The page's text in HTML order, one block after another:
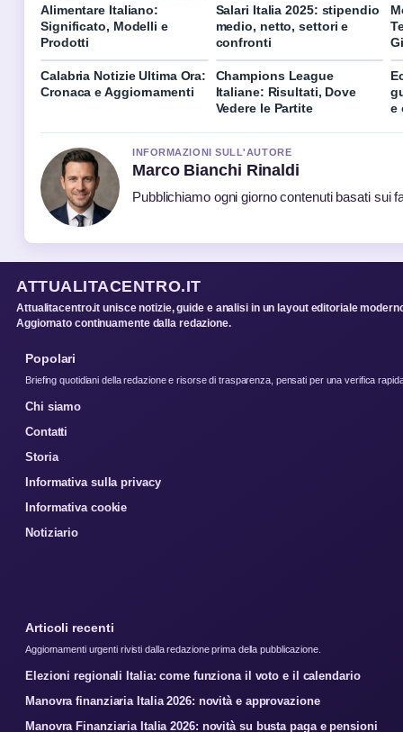
Alimentare Italiano:
Significato, Modelli e
Prodotti
Salari Italia 2025: stipendio
medio, netto, settori e
confronti
Calabria Notizie Ultima Ora:
Cronaca e Aggiornamenti
Champions League
Italiane: Risultati, Dove
Vedere le Partite
e
INFORMAZIONI SULL'AUTORE
Marco Bianchi Rinaldi
Pubblichiamo ogni giorno contenuti basati sui
ATTUALITACENTRO.IT
Attualitacentro.it unisce notizie, guide e analisi in un layout editoriale
Aggiornato continuamente dalla redazione.
Popolari
Briefing quotidiani della redazione e risorse di trasparenza, pensati per una verifica
Chi siamo
Contatti
Storia
Informativa sulla privacy
Informativa cookie
Notiziario
Articoli recenti
Aggiornamenti urgenti rivisti dalla redazione prima della pubblicazione.
Elezioni regionali Italia: come funziona il voto e il calendario
Manovra finanziaria Italia 2026: novità e approvazione
Manovra Finanziaria Italia 2026: novità su busta paga e pensioni